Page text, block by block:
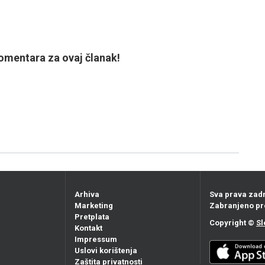
za ovaj članak!
Arhiva
Marketing
Pretplata
Kontakt
Impressum
Uslovi korištenja
Zaštita privatnosti
Sva prava
Zabranjeno
Copyright ©